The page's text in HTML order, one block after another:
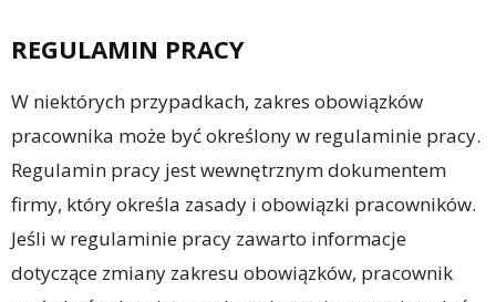
REGULAMIN PRACY
W niektórych przypadkach, zakres obowiązków
pracownika może być określony w regulaminie pracy.
Regulamin pracy jest wewnętrznym dokumentem
firmy, który określa zasady i obowiązki pracowników.
Jeśli w regulaminie pracy zawarto informacje
dotyczące zmiany zakresu obowiązków, pracownik